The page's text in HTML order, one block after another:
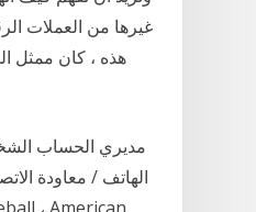
غيرها من العملات
الهاتف / معاودة